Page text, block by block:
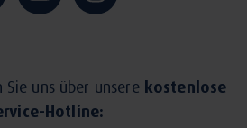
Sie uns über unsere kostenlose
Hotline: